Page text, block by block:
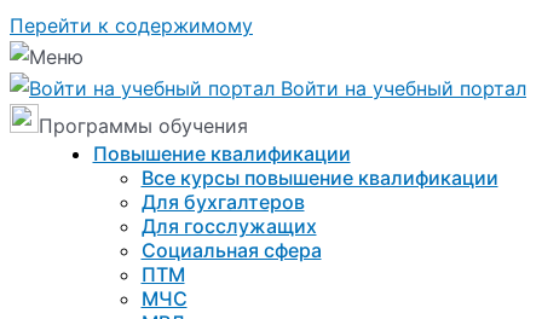
Перейти к содержимому
Войти на учебный портал
Программы обучения
Повышение квалификации
Все курсы повышение квалификации
Для бухгалтеров
Для госслужащих
Социальная сфера
ПТМ
МЧС